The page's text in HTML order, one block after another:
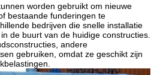
worden gebruikt om nieuwe
bestaande funderingen te
bedrijven die snelle installatie
de buurt van de huidige constructies.
andere
gebruiken, omdat ze geschikt zijn